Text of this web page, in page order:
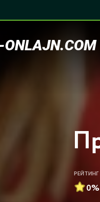
РЕЙТИНГ
0%